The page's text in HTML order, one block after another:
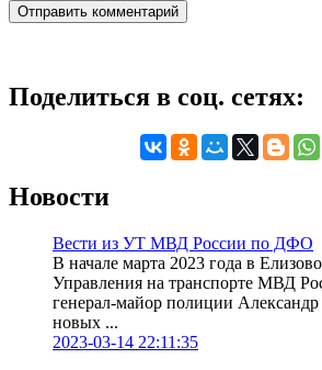
Поделиться в соц. сетях:
Новости
Вести из УТ МВД России по ДФО
В начале марта 2023 года в
Управления на транспорте МВД
генерал-майор полиции
новых ...
2023-03-14 22:11:35